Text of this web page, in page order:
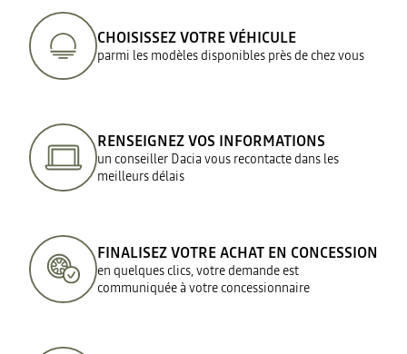
CHOISISSEZ VOTRE VÉHICULE
parmi les modèles disponibles près de chez vous
RENSEIGNEZ VOS INFORMATIONS
un conseiller Dacia vous recontacte dans les
meilleurs délais
FINALISEZ VOTRE ACHAT EN CONCESSION
en quelques clics, votre demande est
communiquée à votre concessionnaire